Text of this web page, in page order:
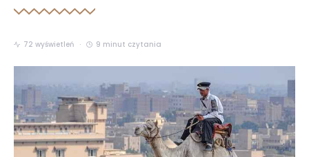
72 wyświetleń 9 minut czytania